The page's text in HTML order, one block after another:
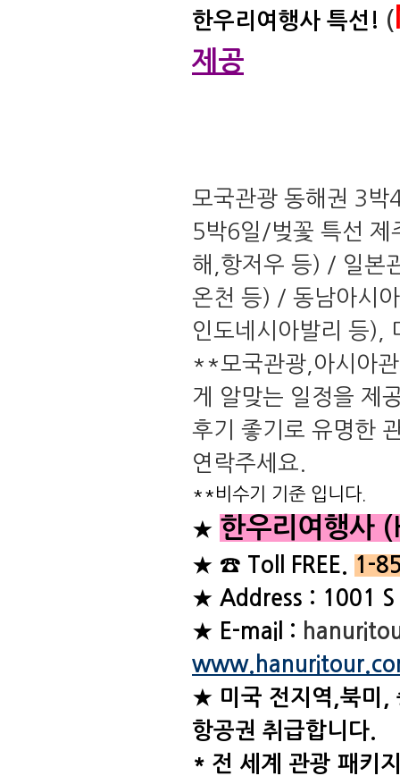
한우리여행사 특선! (
제공
모국관광 동해권 3
5박6일/벚꽃 특선 제
해,항저우 등) / 일본
온천 등) / 동남아시
인도네시아발리 등),
**모국관광,아시아
게 알맞는 일정을 제
후기 좋기로 유명한
연락주세요.
**비수기 기준 입니다.
★ 한우리여행사
★ ☎ Toll FREE. 1-
★ Address : 1001
★ E-mail :
★ 미국 전지역,북미,
항공권 취급합니다.
* 전 세계 관광 패키